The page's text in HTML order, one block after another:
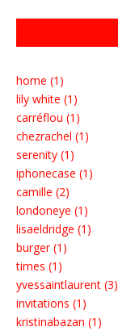
home (1)
lily white (1)
carréflou (1)
chezrachel (1)
serenity (1)
iphonecase (1)
camille (2)
londoneye (1)
lisaeldridge (1)
burger (1)
times (1)
yvessaintlaurent (3)
invitations (1)
kristinabazan (1)